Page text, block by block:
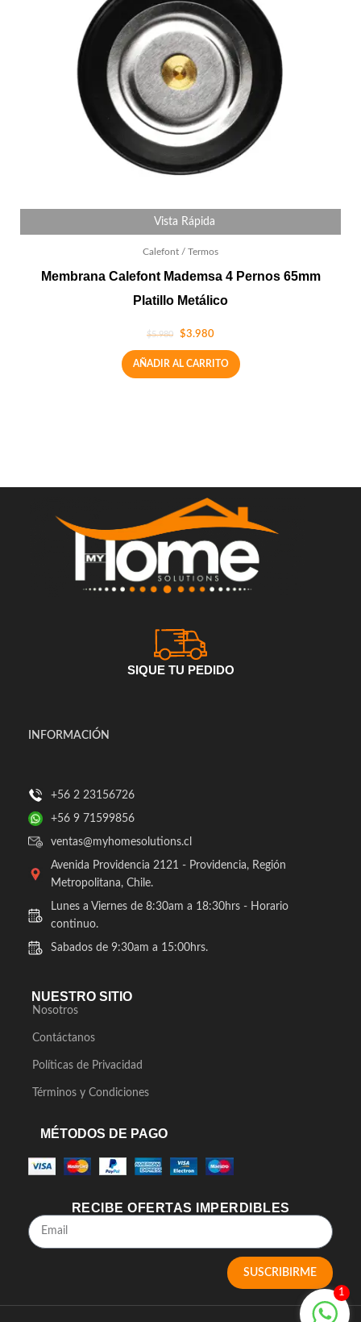
Vista Rápida
Calefont / Termos
Membrana Calefont Mademsa 4 Pernos 65mm
Platillo Metálico
$5.980 $3.980
AÑADIR AL CARRITO
SIQUE TU PEDIDO
INFORMACIÓN
+56 2 23156726
+56 9 71599856
ventas@myhomesolutions.cl
Avenida Providencia 2121 - Providencia, Región
Metropolitana, Chile.
Lunes a Viernes de 8:30am a 18:30hrs - Horario
continuo.
Sabados de 9:30am a 15:00hrs.
NUESTRO SITIO
Nosotros
Contáctanos
Políticas de Privacidad
Términos y Condiciones
MÉTODOS DE PAGO
RECIBE OFERTAS IMPERDIBLES
SUSCRIBIRME
1